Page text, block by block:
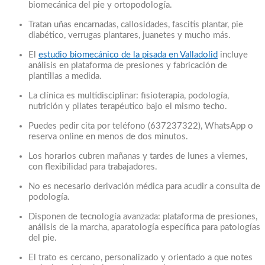
biomecánica del pie y ortopodología.
Tratan uñas encarnadas, callosidades, fascitis plantar, pie
diabético, verrugas plantares, juanetes y mucho más.
El estudio biomecánico de la pisada en Valladolid incluye
análisis en plataforma de presiones y fabricación de
plantillas a medida.
La clínica es multidisciplinar: fisioterapia, podología,
nutrición y pilates terapéutico bajo el mismo techo.
Puedes pedir cita por teléfono (637237322), WhatsApp o
reserva online en menos de dos minutos.
Los horarios cubren mañanas y tardes de lunes a viernes,
con flexibilidad para trabajadores.
No es necesario derivación médica para acudir a consulta de
podología.
Disponen de tecnología avanzada: plataforma de presiones,
análisis de la marcha, aparatología específica para patologías
del pie.
El trato es cercano, personalizado y orientado a que notes